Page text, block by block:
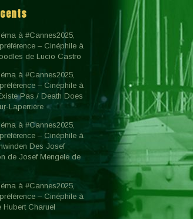
à #Cannes2025,
– Cinéphile à
de Lucio Castro
à #Cannes2025,
– Cinéphile à
Pas / Death Does
Laperrière
à #Cannes2025,
– Cinéphile à
Des Josef
de Josef Mengele de
à #Cannes2025,
– Cinéphile à
Hubert Charuel